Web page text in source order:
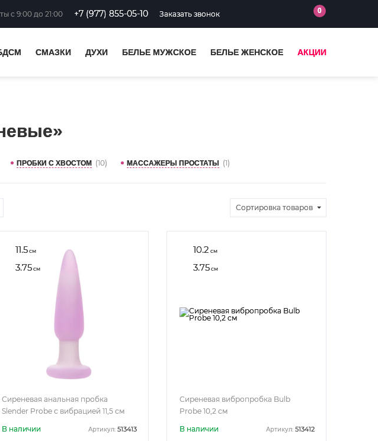
с 9:00 до 21:00 +7 (977) 855-05-10 Заказать звонок 0
СМАЗКИ ДУХИ БЕЛЬЕ МУЖСКОЕ БЕЛЬЕ ЖЕНСКОЕ АКЦИИ
ПРОБКИ С ХВОСТОМ (10) МАССАЖЕРЫ ПРОСТАТЫ (1)
Сортировка товаров
11.5см
3.75см
Сиреневая анальная пробка
Slender Probe с вибрацией 11,5 см
В наличии
Артикул: 513413
10.2 см
3.75см
Сиреневая вибропробка Bulb
Probe 10,2 см
В наличии
Артикул: 513412